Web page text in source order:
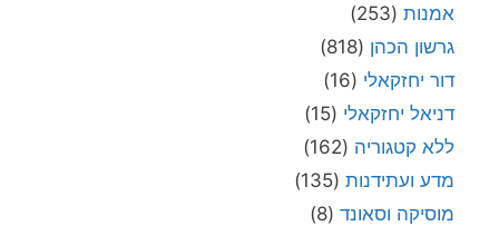
אמנות (253)
גרשון הכהן (818)
דור יחזקאלי (16)
דניאל יחזקאלי (15)
ללא קטגוריה (162)
מדע ועתידנות (135)
מוסיקה וסאונד (8)